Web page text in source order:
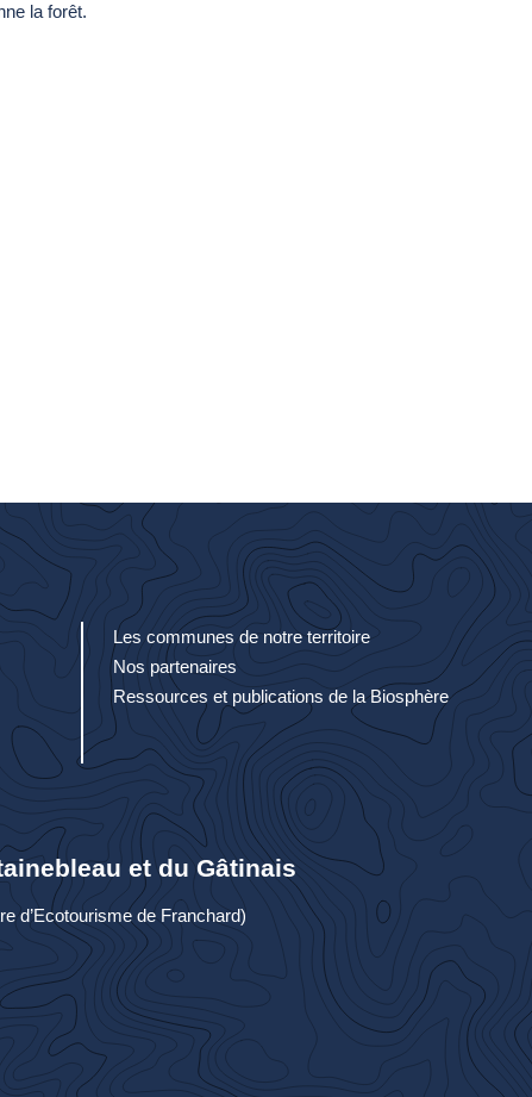
la forêt.
Les communes de notre territoire
Nos partenaires
Ressources et publications de la Biosphère
et du Gâtinais
d’Ecotourisme de Franchard)